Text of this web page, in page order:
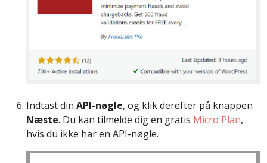
Indtast din API-nøgle, og klik derefter på knappen
Næste. Du kan tilmelde dig en gratis Micro Plan,
hvis du ikke har en API-nøgle.